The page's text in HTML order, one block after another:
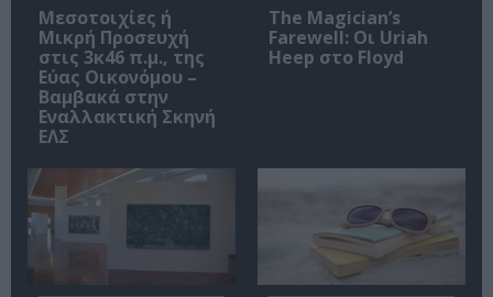
Μεσοτοιχίες ή
Μικρή Προσευχή
στις 3κ46 π.μ., της
Εύας Οικονόμου –
Βαμβακά στην
Εναλλακτική Σκηνή
ΕΛΣ
The Magician’s
Farewell: Οι Uriah
Heep στο Floyd